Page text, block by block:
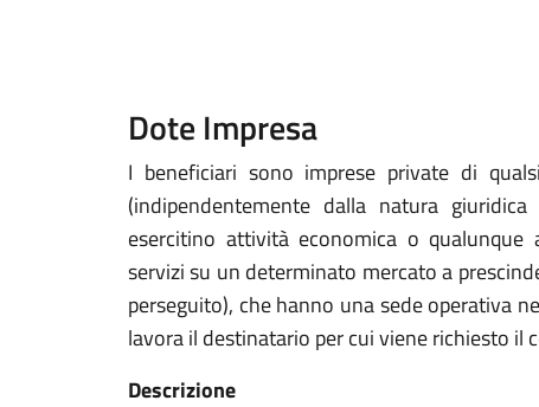
Dote Impresa
I beneficiari sono imprese private di
(indipendentemente dalla natura
esercitino attività economica o
servizi su un determinato mercato a
perseguito), che hanno una sede operativa
lavora il destinatario per cui viene richiesto il
Descrizione